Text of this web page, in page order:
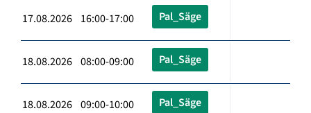
17.08.2026 16:00-17:00 Pal_Säge
18.08.2026 08:00-09:00 Pal_Säge
18.08.2026 09:00-10:00 Pal_Säge